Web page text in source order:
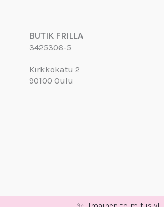
BUTIK FRILLA
3425306-5
Kirkkokatu 2
90100 Oulu